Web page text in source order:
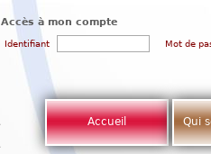
Accès à mon compte
Identifiant Mot de
Accueil Qui